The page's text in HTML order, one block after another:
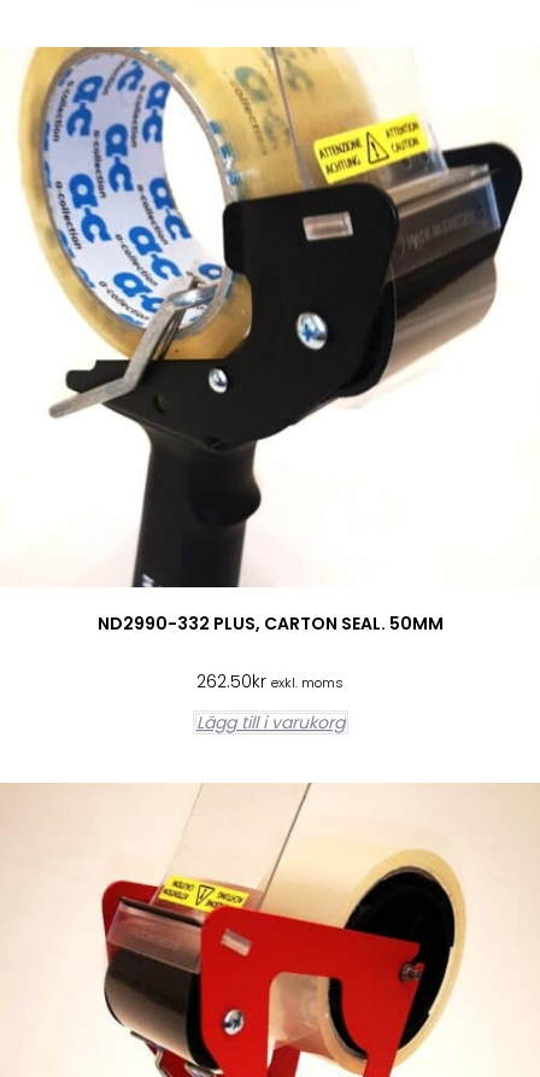
ND2990-332 PLUS, CARTON SEAL. 50MM
262.50kr exkl. moms
Lägg till i varukorg